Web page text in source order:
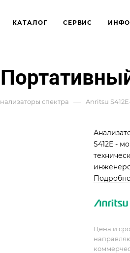
КАТАЛОГ СЕРВИС
спектра — Anritsu
S412E -
широкий
Ideal
систем
морской
Цена и